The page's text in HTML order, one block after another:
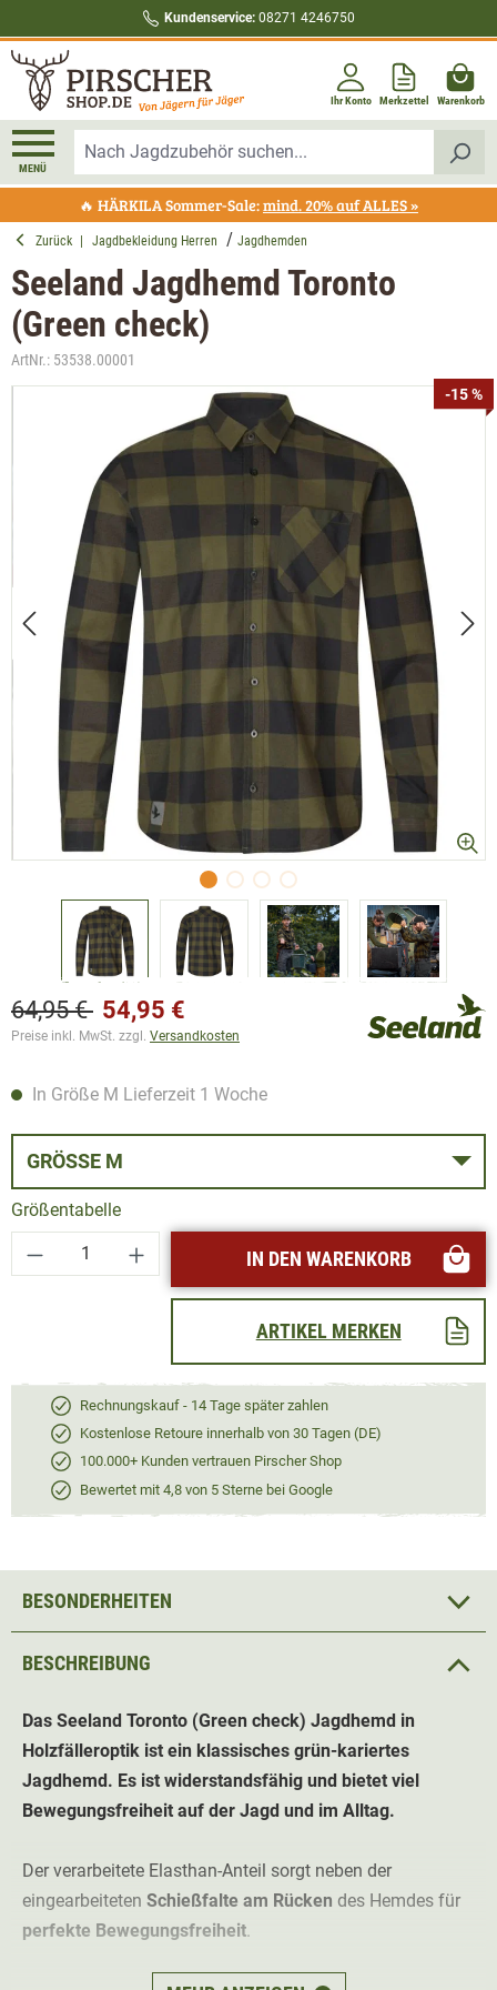
Kundenservice: 08271 4246750
Ihr Konto Merkzettel Warenkorb
MENÜ
🔥 HÄRKILA Sommer-Sale:mind. 20% auf ALLES »
Zurück Jagdbekleidung Herren Jagdhemden
Seeland Jagdhemd Toronto
(Green check)
ArtNr.: 53538.00001
Bildergalerie überspringen -15 %
64,95 € 54,95 €
Preise inkl. MwSt. zzgl. Versandkosten
In Größe M Lieferzeit 1 Woche
GRÖSSE M
Größentabelle
Produkt Anzahl: Gib den gewünschten
IN DEN WARENKORB
ARTIKEL MERKEN
Rechnungskauf - 14 Tage später zahlen
Kostenlose Retoure innerhalb von 30 Tagen (DE)
100.000+ Kunden vertrauen Pirscher Shop
Bewertet mit 4,8 von 5 Sterne bei Google
BESCHREIBUNG
Das Seeland Toronto (Green check) Jagdhemd in
Holzfälleroptik ist ein klassisches grün-kariertes
Jagdhemd. Es ist widerstandsfähig und bietet viel
Bewegungsfreiheit auf der Jagd und im Alltag.
Der verarbeitete Elasthan-Anteil sorgt neben der
eingearbeiteten Schießfalte am Rücken des Hemdes für
perfekte Bewegungsfreiheit.
BESONDERHEITEN